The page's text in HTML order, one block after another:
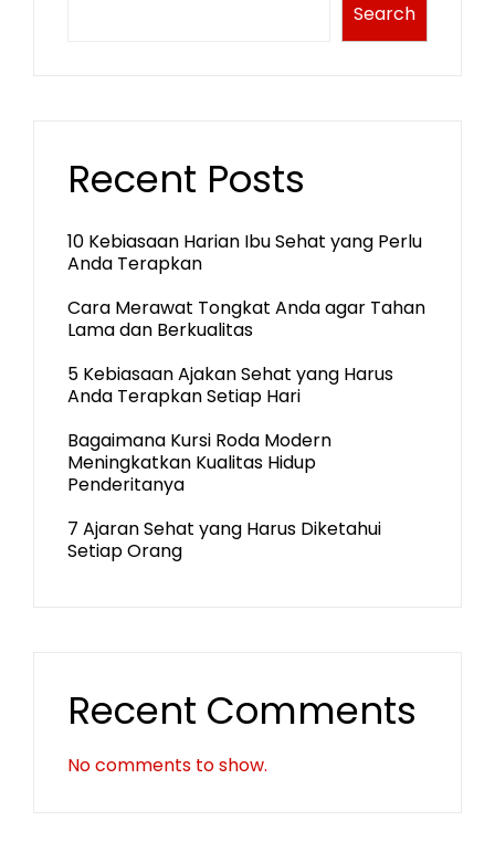
Search
Recent Posts
10 Kebiasaan Harian Ibu Sehat yang Perlu
Anda Terapkan
Cara Merawat Tongkat Anda agar Tahan
Lama dan Berkualitas
5 Kebiasaan Ajakan Sehat yang Harus
Anda Terapkan Setiap Hari
Bagaimana Kursi Roda Modern
Meningkatkan Kualitas Hidup
Penderitanya
7 Ajaran Sehat yang Harus Diketahui
Setiap Orang
Recent Comments
No comments to show.